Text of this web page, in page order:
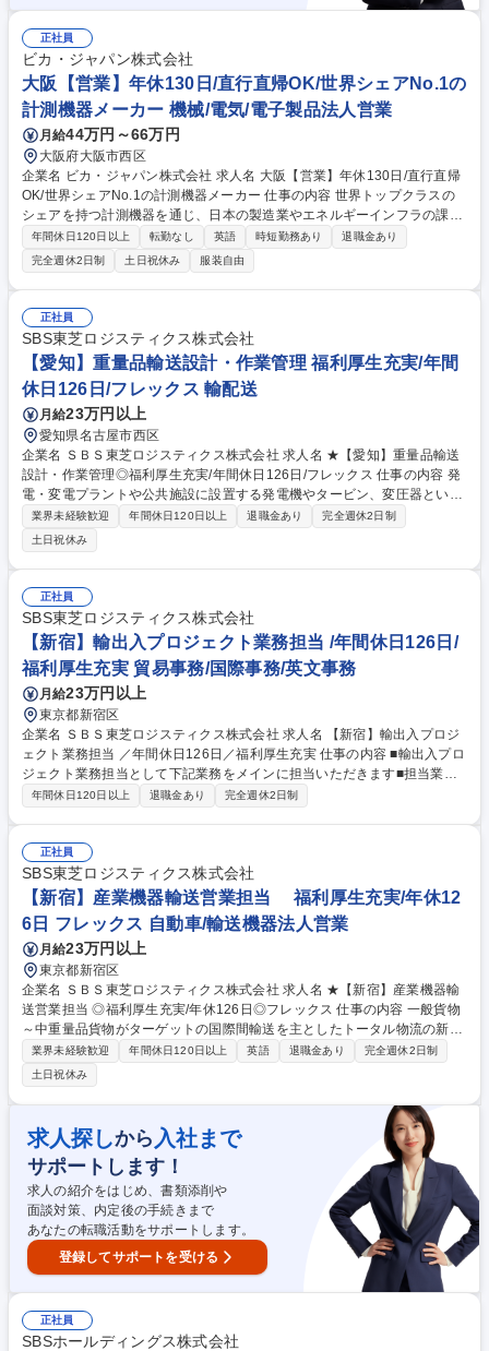
正社員
ビカ・ジャパン株式会社
大阪【営業】年休130日/直行直帰OK/世界シェアNo.1の
計測機器メーカー 機械/電気/電子製品法人営業
月給44万円～66万円
大阪府大阪市西区
企業名 ビカ・ジャパン株式会社 求人名 大阪【営業】年休130日/直行直帰
OK/世界シェアNo.1の計測機器メーカー 仕事の内容 世界トップクラスの
シェアを持つ計測機器を通じ、日本の製造業やエネルギーインフラの課題
を解決することがミッションです。◎海外工場と連携し、最適な製品を届
ける「技術×営業」のハイブリッドなプロとして、 裁量を持って活躍いた
だけます。 【業務詳細】■受発注活動：引合書の入手、技術仕様・図面確
認、見積作成、受注対応 ■顧客対応：大手重工・食品・製薬メーカー等へ
の価格交渉、納期調整、品質対応 ■提案営業：顧客の課題に対し、ドイツ
品質の製品優位性を活かしたソリューション提案 ■海外連携：独・瑞・中
などの海外工場と製品仕様や納期について英語での直接折衝 ■CRM活用：
データに基づく戦略的な営業立案・実行 募集職種 大阪【営業】年休130
日/直行直帰OK/世界シェアNo.1の計測機器メーカー
年間休日120日以上 転勤なし 英語 時短勤務あり
退職金あり
完全週休2日制
土日祝休み 服装自由
正社員
SBS東芝ロジスティクス株式会社
【愛知】重量品輸送設計・作業管理 福利厚生充実/年間
休日126日/フレックス 輸配送
月給23万円以上
愛知県名古屋市西区
企業名 ＳＢＳ東芝ロジスティクス株式会社 求人名 ★【愛知】重量品輸送
設計・作業管理◎福利厚生充実/年間休日126日/フレックス 仕事の内容 発
電・変電プラントや公共施設に設置する発電機やタービン、変圧器といっ
たインデント品(重量品)の輸送・搬入・据付の現場管理をお任せします。
※建物の改変を伴う業務は含みません 【具体的には】 ■設置場所(サイト)
までの輸送・搬入・据付計画の概略検討。輸送手段や輸送ルート、必要な
機材の選定■輸送ルート上の障害となる箇所の確認。委託会社から上がる
データの評価■スケジュール、輸送ルート、車両走行軌跡、作業方法等を
示した搬入計画書作成■作業前会議（デザインレビュー）：輸送・搬入・
据付に関わる人員計画及び安全管理説明■輸送・搬入・据付作業の現場指
導と安全管理 募集職種 ★【愛知】重量品輸送設計・作業管理◎福利厚生
充実/年間休日126日/フレックス
業界未経験歓迎 年間休日120日以上 退職金あり
完全週休2日制
土日祝休み
正社員
SBS東芝ロジスティクス株式会社
【新宿】輸出入プロジェクト業務担当 /年間休日126日/
福利厚生充実 貿易事務/国際事務/英文事務
月給23万円以上
東京都新宿区
企業名 ＳＢＳ東芝ロジスティクス株式会社 求人名 【新宿】輸出入プロジ
ェクト業務担当 ／年間休日126日／福利厚生充実 仕事の内容 ■輸出入プロ
ジェクト業務担当として下記業務をメインに担当いただきます■担当業
務：発電設備・変電設備といったプラント機器の国際間輸送に際し、ロジ
に運ぶため、さまざまな関係各所と連携を取り、業務を遂行します。■職
務詳細：工場で製造された製品を設置場所（サイト）まで運ぶために、顧
客や船社等と条件を調整し、輸送手段や輸送ルート、必要な作業員数や機
材の選定をし、作業計画書を作成します。 ※変更の範囲：会社の指定する
業務 募集職種 【新宿】輸出入プロジェクト業務担当 ／年間休日126日／
福利厚生充実
年間休日120日以上 退職金あり 完全週休2日制
正社員
SBS東芝ロジスティクス株式会社
【新宿】産業機器輸送営業担当 福利厚生充実/年休12
6日 フレックス 自動車/輸送機器法人営業
月給23万円以上
東京都新宿区
企業名 ＳＢＳ東芝ロジスティクス株式会社 求人名 ★【新宿】産業機器輸
送営業担当 ◎福利厚生充実/年休126日◎フレックス 仕事の内容 一般貨物
～中重量品貨物がターゲットの国際間輸送を主としたトータル物流の新規
営業および既存顧客担当営業をお任せします。 【職務詳細】 ・組織とし
て営業活動を行っていきます。 ・新規顧客獲得に向け営業を初めとしたロ
ジ設計対応を行います。 （各国現法、航空/海上フォワーダー・船社、国
内業者等、関連各所との連携及び見積り書の作成から顧客提案。顧客フォ
ロー等） ・既存顧客の業拡に向けた提案をしていただきます。 募集職種
★【新宿】産業機器輸送営業担当 ◎福利厚生充実/年休126日◎フレックス
業界未経験歓迎 年間休日120日以上 英語 退職金あり
完全週休2日制
土日祝休み
求人探しから 入社まで
サポートします！
求人の紹介をはじめ、書類添削や
面談対策、内定後の手続きまで
あなたの転職活動をサポートします。
登録してサポートを受ける
正社員
SBSホールディングス株式会社